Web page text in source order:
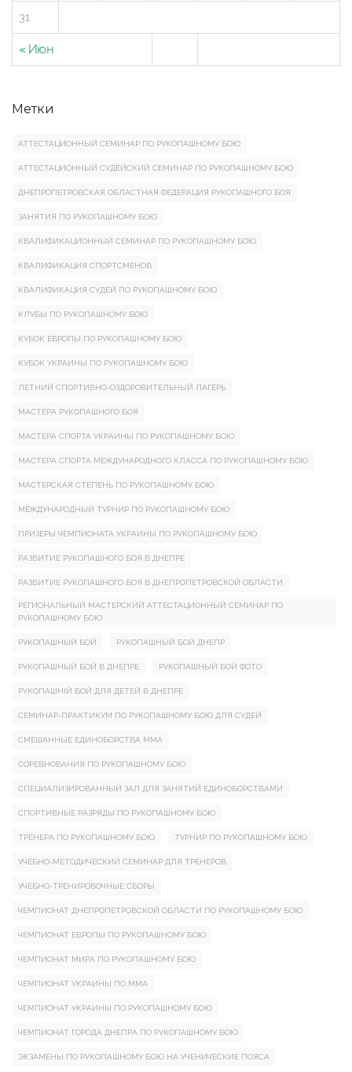
« Июн
31
Метки
АТТЕСТАЦИОННЫЙ СЕМИНАР ПО РУКОПАШНОМУ БОЮ
АТТЕСТАЦИОННЫЙ СУДЕЙСКИЙ СЕМИНАР ПО РУКОПАШНОМУ БОЮ
ДНЕПРОПЕТРОВСКАЯ ОБЛАСТНАЯ ФЕДЕРАЦИЯ РУКОПАШНОГО БОЯ
ЗАНЯТИЯ ПО РУКОПАШНОМУ БОЮ
КВАЛИФИКАЦИОННЫЙ СЕМИНАР ПО РУКОПАШНОМУ БОЮ
КВАЛИФИКАЦИЯ СПОРТСМЕНОВ
КВАЛИФИКАЦИЯ СУДЕЙ ПО РУКОПАШНОМУ БОЮ
КЛУБЫ ПО РУКОПАШНОМУ БОЮ
КУБОК ЕВРОПЫ ПО РУКОПАШНОМУ БОЮ
КУБОК УКРАИНЫ ПО РУКОПАШНОМУ БОЮ
ЛЕТНИЙ СПОРТИВНО-ОЗДОРОВИТЕЛЬНЫЙ ЛАГЕРЬ
МАСТЕРА РУКОПАШНОГО БОЯ
МАСТЕРА СПОРТА УКРАИНЫ ПО РУКОПАШНОМУ БОЮ
МАСТЕРА СПОРТА МЕЖДУНАРОДНОГО КЛАССА ПО РУКОПАШНОМУ БОЮ
МАСТЕРСКАЯ СТЕПЕНЬ ПО РУКОПАШНОМУ БОЮ
МЕЖДУНАРОДНЫЙ ТУРНИР ПО РУКОПАШНОМУ БОЮ
ПРИЗЕРЫ ЧЕМПИОНАТА УКРАИНЫ ПО РУКОПАШНОМУ БОЮ
РАЗВИТИЕ РУКОПАШНОГО БОЯ В ДНЕПРЕ
РАЗВИТИЕ РУКОПАШНОГО БОЯ В ДНЕПРОПЕТРОВСКОЙ ОБЛАСТИ
РЕГИОНАЛЬНЫЙ МАСТЕРСКИЙ АТТЕСТАЦИОННЫЙ СЕМИНАР ПО
РУКОПАШНОМУ БОЮ
РУКОПАШНЫЙ БОЙ РУКОПАШНЫЙ БОЙ ДНЕПР
РУКОПАШНЫЙ БОЙ В ДНЕПРЕ РУКОПАШНЫЙ БОЙ ФОТО
РУКОПАШНІЙ БОЙ ДЛЯ ДЕТЕЙ В ДНЕПРЕ
СЕМИНАР-ПРАКТИКУМ ПО РУКОПАШНОМУ БОЮ ДЛЯ СУДЕЙ
СМЕШАННЫЕ ЕДИНОБОРСТВА ММА
СОРЕВНОВАНИЯ ПО РУКОПАШНОМУ БОЮ
СПЕЦИАЛИЗИРОВАННЫЙ ЗАЛ ДЛЯ ЗАНЯТИЙ ЕДИНОБОРСТВАМИ
СПОРТИВНЫЕ РАЗРЯДЫ ПО РУКОПАШНОМУ БОЮ
ТРЕНЕРА ПО РУКОПАШНОМУ БОЮ ТУРНИР ПО РУКОПАШНОМУ БОЮ
УЧЕБНО-МЕТОДИЧЕСКИЙ СЕМИНАР ДЛЯ ТРЕНЕРОВ
УЧЕБНО-ТРЕНИРОВОЧНЫЕ СБОРЫ
ЧЕМПИОНАТ ДНЕПРОПЕТРОВСКОЙ ОБЛАСТИ ПО РУКОПАШНОМУ БОЮ
ЧЕМПИОНАТ ЕВРОПЫ ПО РУКОПАШНОМУ БОЮ
ЧЕМПИОНАТ МИРА ПО РУКОПАШНОМУ БОЮ
ЧЕМПИОНАТ УКРАИНЫ ПО ММА
ЧЕМПИОНАТ УКРАИНЫ ПО РУКОПАШНОМУ БОЮ
ЧЕМПИОНАТ ГОРОДА ДНЕПРА ПО РУКОПАШНОМУ БОЮ
ЭКЗАМЕНЫ ПО РУКОПАШНОМУ БОЮ НА УЧЕНИЧЕСКИЕ ПОЯСА